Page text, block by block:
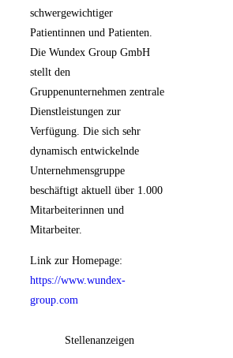
schwergewichtiger
Patientinnen und Patienten.
Die Wundex Group GmbH
stellt den
Gruppenunternehmen zentrale
Dienstleistungen zur
Verfügung. Die sich sehr
dynamisch entwickelnde
Unternehmensgruppe
beschäftigt aktuell über 1.000
Mitarbeiterinnen und
Mitarbeiter.
Link zur Homepage:
https://www.wundex-
group.com
Stellenanzeigen